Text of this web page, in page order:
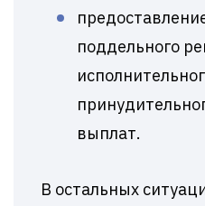
поддельного
выплат.
В остальных